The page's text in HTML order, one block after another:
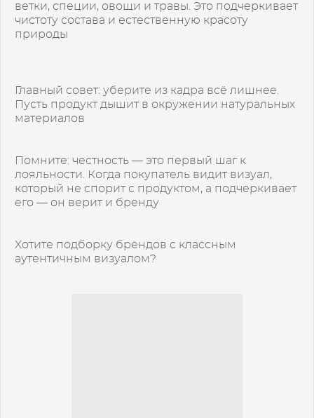
ветки, специи, овощи и травы. Это подчеркивает
чистоту состава и естественную красоту
природы
Главный совет: уберите из кадра всё лишнее.
Пусть продукт дышит в окружении натуральных
материалов
Помните: честность — это первый шаг к
лояльности. Когда покупатель видит визуал,
который не спорит с продуктом, а подчеркивает
его — он верит и бренду
Хотите подборку брендов с классным
аутентичным визуалом?